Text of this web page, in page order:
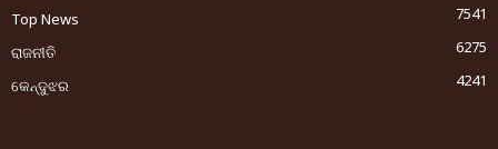
Top News
7541
ରାଜନୀତି
6275
କେନ୍ଦୁଝର
4241